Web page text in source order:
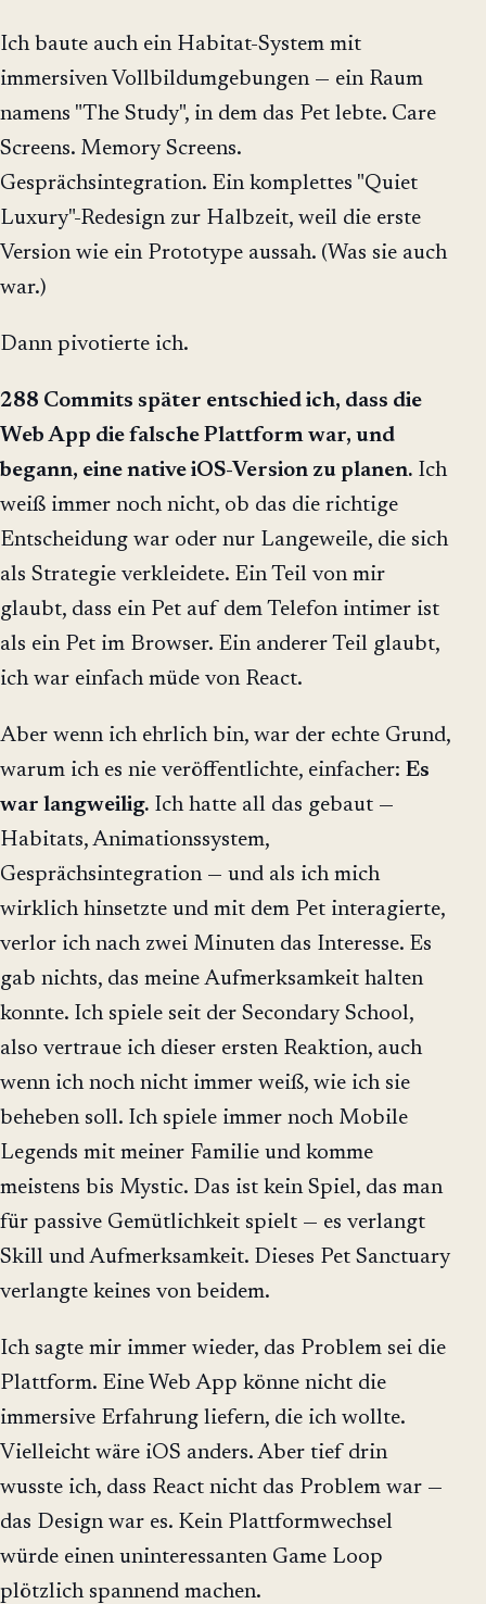
Ich baute auch ein Habitat-System mit
immersiven Vollbildumgebungen — ein Raum
namens "The Study", in dem das Pet lebte. Care
Screens. Memory Screens.
Gesprächsintegration. Ein komplettes "Quiet
Luxury"-Redesign zur Halbzeit, weil die erste
Version wie ein Prototype aussah. (Was sie auch
war.)
Dann pivotierte ich.
288 Commits später entschied ich, dass die
Web App die falsche Plattform war, und
begann, eine native iOS-Version zu planen. Ich
weiß immer noch nicht, ob das die richtige
Entscheidung war oder nur Langeweile, die sich
als Strategie verkleidete. Ein Teil von mir
glaubt, dass ein Pet auf dem Telefon intimer ist
als ein Pet im Browser. Ein anderer Teil glaubt,
ich war einfach müde von React.
Aber wenn ich ehrlich bin, war der echte Grund,
warum ich es nie veröffentlichte, einfacher: Es
war langweilig. Ich hatte all das gebaut —
Habitats, Animationssystem,
Gesprächsintegration — und als ich mich
wirklich hinsetzte und mit dem Pet interagierte,
verlor ich nach zwei Minuten das Interesse. Es
gab nichts, das meine Aufmerksamkeit halten
konnte. Ich spiele seit der Secondary School,
also vertraue ich dieser ersten Reaktion, auch
wenn ich noch nicht immer weiß, wie ich sie
beheben soll. Ich spiele immer noch Mobile
Legends mit meiner Familie und komme
meistens bis Mystic. Das ist kein Spiel, das man
für passive Gemütlichkeit spielt — es verlangt
Skill und Aufmerksamkeit. Dieses Pet Sanctuary
verlangte keines von beidem.
Ich sagte mir immer wieder, das Problem sei die
Plattform. Eine Web App könne nicht die
immersive Erfahrung liefern, die ich wollte.
Vielleicht wäre iOS anders. Aber tief drin
wusste ich, dass React nicht das Problem war —
das Design war es. Kein Plattformwechsel
würde einen uninteressanten Game Loop
plötzlich spannend machen.